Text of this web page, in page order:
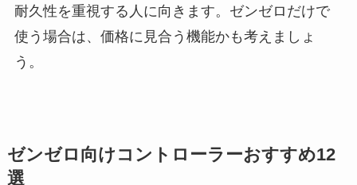
耐久性を重視する人に向きます。ゼンゼロだけで
使う場合は、価格に見合う機能かも考えましょ
う。
ゼンゼロ向けコントローラーおすすめ12
選